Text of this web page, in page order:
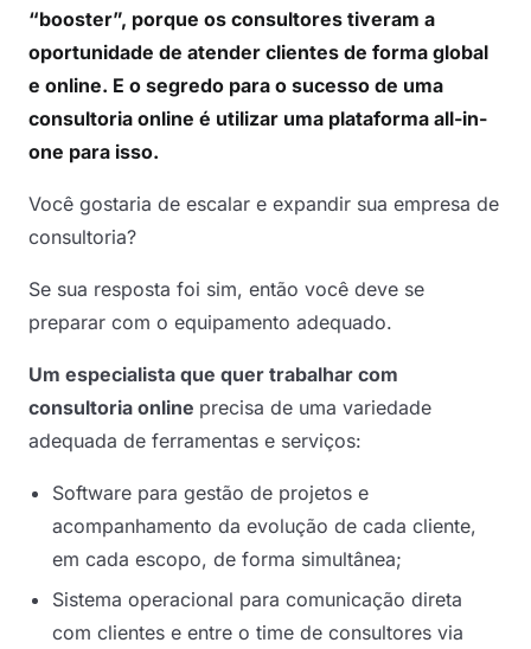
“booster”, porque os consultores tiveram a
oportunidade de atender clientes de forma global
e online. E o segredo para o sucesso de uma
consultoria online é utilizar uma plataforma all-in-
one para isso.
Você gostaria de escalar e expandir sua empresa de
consultoria?
Se sua resposta foi sim, então você deve se
preparar com o equipamento adequado.
Um especialista que quer trabalhar com
consultoria online precisa de uma variedade
adequada de ferramentas e serviços:
Software para gestão de projetos e
acompanhamento da evolução de cada cliente,
em cada escopo, de forma simultânea;
Sistema operacional para comunicação direta
com clientes e entre o time de consultores via